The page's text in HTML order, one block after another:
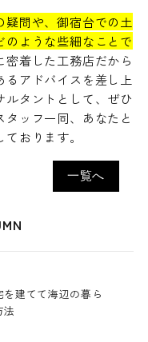
問や、御宿台での土
ような些細なことで
密着した工務店だから
るアドバイスを差し上
ルタントとして、ぜひ
ッフ一同、あなたと
おります。
一覧へ
建てて海辺の暮ら
法